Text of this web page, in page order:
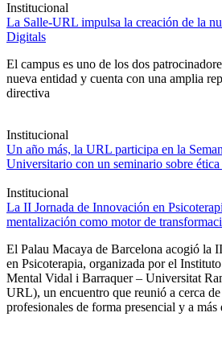
Institucional
La Salle-URL impulsa la creación de la
Digitals
El campus es uno de los dos
nueva entidad y cuenta con una amplia
directiva
Institucional
Un año más, la URL participa en la
Universitario con un seminario sobre
Institucional
La II Jornada de Innovación en
mentalización como motor de
El Palau Macaya de Barcelona acogió la
en Psicoterapia, organizada por el
Mental Vidal i Barraquer – Universitat
URL), un encuentro que reunió a cerca
profesionales de forma presencial y a más